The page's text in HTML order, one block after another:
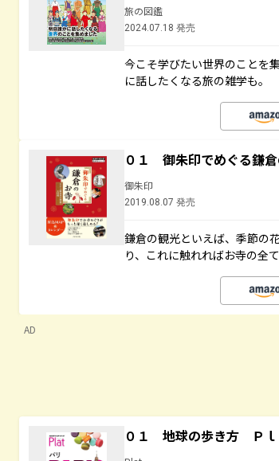
旅の図鑑
2024.07.18 発売
今こそ学びたい世界のことを
に話したくなる旅の雑学も。
０１ 御朱印でめぐる鎌
御朱印
2019.08.07 発売
鎌倉の観光といえば、季節の
り、これに触れればお寺の全
AD
０１ 地球の歩き方 Ｐ